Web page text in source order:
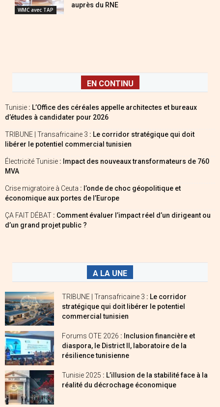
WMC avec TAP
auprès du RNE
EN CONTINU
Tunisie : L’Office des céréales appelle architectes et bureaux
d’études à candidater pour 2026
TRIBUNE | Transafricaine 3 : Le corridor stratégique qui doit
libérer le potentiel commercial tunisien
Électricité Tunisie : Impact des nouveaux transformateurs de 760
MVA
Crise migratoire à Ceuta : l’onde de choc géopolitique et
économique aux portes de l’Europe
ÇA FAIT DÉBAT : Comment évaluer l’impact réel d’un dirigeant ou
d’un grand projet public ?
A LA UNE
TRIBUNE | Transafricaine 3 : Le corridor
stratégique qui doit libérer le potentiel
commercial tunisien
Forums OTE 2026 : Inclusion financière et
diaspora, le District II, laboratoire de la
résilience tunisienne
Tunisie 2025 : L’illusion de la stabilité face à la
réalité du décrochage économique